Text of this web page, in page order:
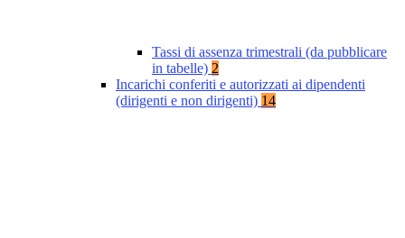
Tassi di assenza trimestrali (da pubblicare
in tabelle) 2
Incarichi conferiti e autorizzati ai dipendenti
(dirigenti e non dirigenti) 14